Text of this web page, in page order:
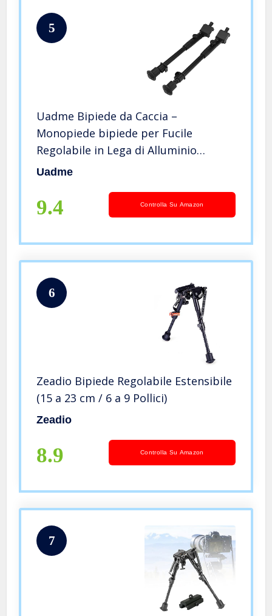
5
Uadme Bipiede da Caccia –
Monopiede bipiede per Fucile
Regolabile in Lega di Alluminio
Durevole da 9-12 Pollici per tiro a
Uadme
9.4 Controlla Su Amazon
6
Zeadio Bipiede Regolabile Estensibile
(15 a 23 cm / 6 a 9 Pollici)
Zeadio
8.9 Controlla Su Amazon
7